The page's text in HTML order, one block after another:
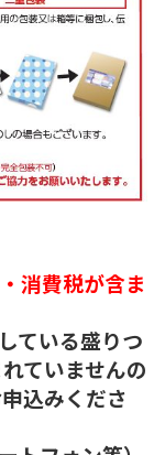
消費税が含ま
ている盛りつ
ていませんの
込みくださ